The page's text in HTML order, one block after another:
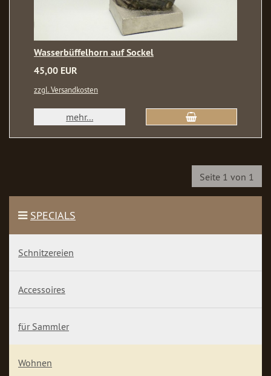
Wasserbüffelhorn auf Sockel
45,00 EUR
zzgl. Versandkosten
mehr...
Seite 1 von 1
SPECIALS
Schnitzereien
Accessoires
für Sammler
Wohnen